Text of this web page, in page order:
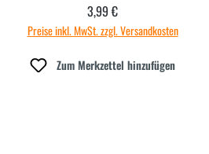
Regulärer Preis:
3,99 €
Preise inkl. MwSt. zzgl. Versandkosten
Zum Merkzettel hinzufügen